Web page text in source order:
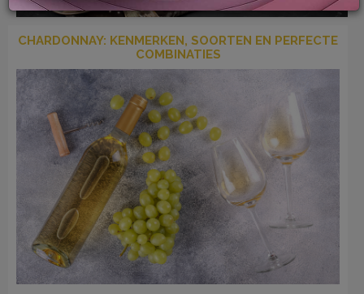
LOG
CHARDONNAY: KENMERKEN, SOORTEN EN PERFECTE
COMBINATIES